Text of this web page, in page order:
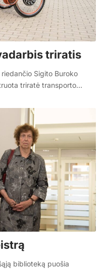
triratis
Sigito Buroko
triratė transporto…
biblioteką puošia